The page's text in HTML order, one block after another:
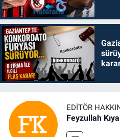
EDITÖR
Feyzullah